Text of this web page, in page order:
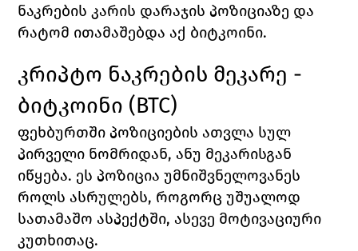
ნაკრების კარის დარაჯის პოზიციაზე და
რატომ ითამაშებდა აქ ბიტკოინი.
კრიპტო ნაკრების მეკარე -
ბიტკოინი (BTC)
ფეხბურთში პოზიციების ათვლა სულ
პირველი ნომრიდან, ანუ მეკარისგან
იწყება. ეს პოზიცია უმნიშვნელოვანეს
როლს ასრულებს, როგორც უშუალოდ
სათამაშო ასპექტში, ასევე მოტივაციური
კუთხითაც.